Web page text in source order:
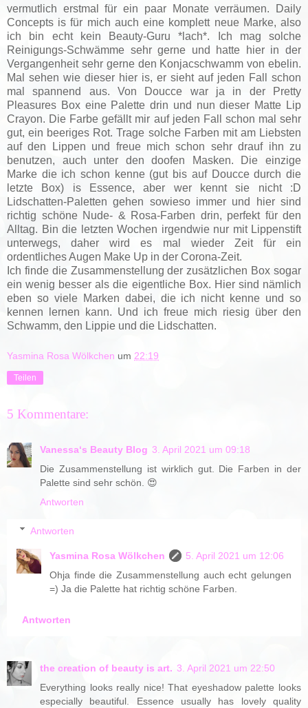
vermutlich erstmal für ein paar Monate verräumen. Daily
Concepts is für mich auch eine komplett neue Marke, also
ich bin echt kein Beauty-Guru *lach*. Ich mag solche
Reinigungs-Schwämme sehr gerne und hatte hier in der
Vergangenheit sehr gerne den Konjacschwamm von ebelin.
Mal sehen wie dieser hier is, er sieht auf jeden Fall schon
mal spannend aus. Von Doucce war ja in der Pretty
Pleasures Box eine Palette drin und nun dieser Matte Lip
Crayon. Die Farbe gefällt mir auf jeden Fall schon mal sehr
gut, ein beeriges Rot. Trage solche Farben mit am Liebsten
auf den Lippen und freue mich schon sehr drauf ihn zu
benutzen, auch unter den doofen Masken. Die einzige
Marke die ich schon kenne (gut bis auf Doucce durch die
letzte Box) is Essence, aber wer kennt sie nicht :D
Lidschatten-Paletten gehen sowieso immer und hier sind
richtig schöne Nude- & Rosa-Farben drin, perfekt für den
Alltag. Bin die letzten Wochen irgendwie nur mit Lippenstift
unterwegs, daher wird es mal wieder Zeit für ein
ordentliches Augen Make Up in der Corona-Zeit.
Ich finde die Zusammenstellung der zusätzlichen Box sogar
ein wenig besser als die eigentliche Box. Hier sind nämlich
eben so viele Marken dabei, die ich nicht kenne und so
kennen lernen kann. Und ich freue mich riesig über den
Schwamm, den Lippie und die Lidschatten.
Yasmina Rosa Wölkchen um 22:19
Teilen
5 Kommentare:
Vanessa‘s Beauty Blog 3. April 2021 um 09:18
Die Zusammenstellung ist wirklich gut. Die Farben in der
Palette sind sehr schön. 😍
Antworten
Antworten
Yasmina Rosa Wölkchen
5. April 2021 um 12:06
Ohja finde die Zusammenstellung auch echt gelungen
=) Ja die Palette hat richtig schöne Farben.
Antworten
the creation of beauty is art. 3. April 2021 um 22:50
Everything looks really nice! That eyeshadow palette looks
especially beautiful. Essence usually has lovely quality